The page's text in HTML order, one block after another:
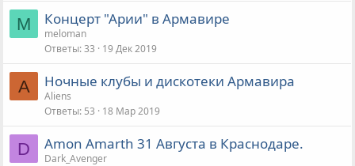
M Концерт "Арии" в Армавире
meloman
Ответы 33 19 Дек 2019
A Ночные клубы и дискотеки Армавира
Aliens
Ответы 53 18 Мар 2019
D Amon Amarth 31 Августа в Краснодаре.
Dark_Avenger